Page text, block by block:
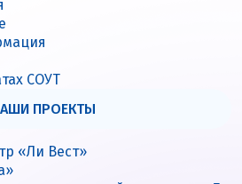
СОУТ
ПРОЕКТЫ
«Ли Вест»